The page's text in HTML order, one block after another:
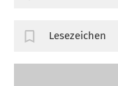
Lesezeichen